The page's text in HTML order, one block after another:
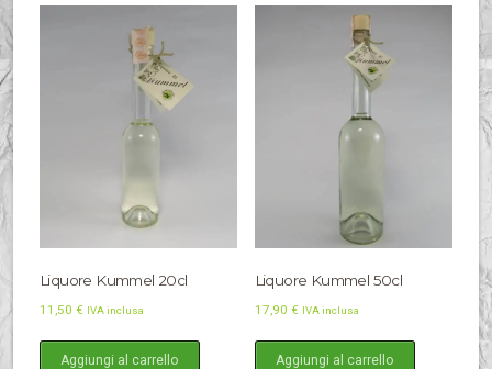
Liquore Kummel 20cl
11,50 € IVA inclusa
Aggiungi al carrello
Liquore Kummel 50cl
17,90 € IVA inclusa
Aggiungi al carrello